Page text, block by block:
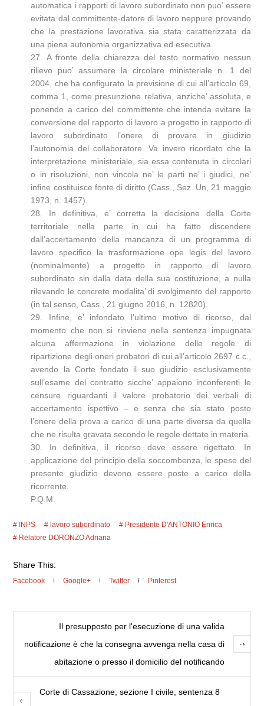
automatica i rapporti di lavoro subordinato non puo’ essere
evitata dal committente-datore di lavoro neppure provando
che la prestazione lavorativa sia stata caratterizzata da
una piena autonomia organizzativa ed esecutiva.
27. A fronte della chiarezza del testo normativo nessun
rilievo puo’ assumere la circolare ministeriale n. 1 del
2004, che ha configurato la previsione di cui all’articolo 69,
comma 1, come presunzione relativa, anziche’ assoluta, e
ponendo a carico del committente che intenda evitare la
conversione del rapporto di lavoro a progetto in rapporto di
lavoro subordinato l’onere di provare in giudizio
l’autonomia del collaboratore. Va invero ricordato che la
interpretazione ministeriale, sia essa contenuta in circolari
o in risoluzioni, non vincola ne’ le parti ne’ i giudici, ne’
infine costituisce fonte di diritto (Cass., Sez. Un, 21 maggio
1973, n. 1457).
28. In definitiva, e’ corretta la decisione della Corte
territoriale nella parte in cui ha fatto discendere
dall’accertamento della mancanza di un programma di
lavoro specifico la trasformazione ope legis del lavoro
(nominalmente) a progetto in rapporto di lavoro
subordinato sin dalla data della sua costituzione, a nulla
rilevando le concrete modalita’ di svolgimento del rapporto
(in tal senso, Cass., 21 giugno 2016, n. 12820).
29. Infine, e’ infondato l’ultimo motivo di ricorso, dal
momento che non si rinviene nella sentenza impugnata
alcuna affermazione in violazione delle regole di
ripartizione degli oneri probatori di cui all’articolo 2697 c.c.,
avendo la Corte fondato il suo giudizio esclusivamente
sull’esame del contratto sicche’ appaiono inconferenti le
censure riguardanti il valore probatorio dei verbali di
accertamento ispettivo – e senza che sia stato posto
l’onere della prova a carico di una parte diversa da quella
che ne risulta gravata secondo le regole dettate in materia.
30. In definitiva, il ricorso deve essere rigettato. In
applicazione del principio della soccombenza, le spese del
presente giudizio devono essere poste a carico della
ricorrente.
P.Q.M.
INPS lavoro subordinato
Presidente D'ANTONIO Enrica
Relatore DORONZO Adriana
Share This:
Facebook Google+ Twitter Pinterest
Il presupposto per l'esecuzione di una valida
notificazione è che la consegna avvenga nella casa di
abitazione o presso il domicilio del notificando
Corte di Cassazione, sezione I civile, sentenza 8